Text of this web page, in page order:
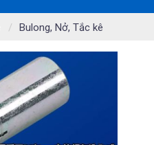
Bulong, Nở, Tắc kê